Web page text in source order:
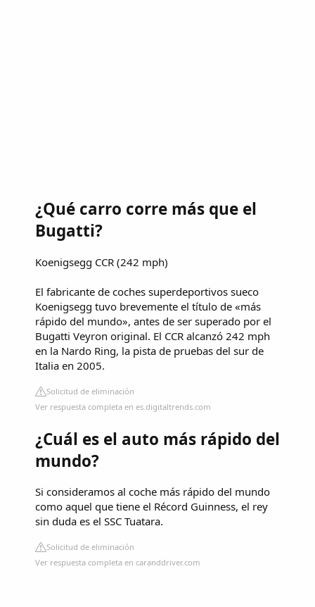
¿Qué carro corre más que el
Bugatti?
Koenigsegg CCR (242 mph)
El fabricante de coches superdeportivos sueco
Koenigsegg tuvo brevemente el título de «más
rápido del mundo», antes de ser superado por el
Bugatti Veyron original. El CCR alcanzó 242 mph
en la Nardo Ring, la pista de pruebas del sur de
Italia en 2005.
Solicitud de eliminación
Ver respuesta completa en es.digitaltrends.com
¿Cuál es el auto más rápido del
mundo?
Si consideramos al coche más rápido del mundo
como aquel que tiene el Récord Guinness, el rey
sin duda es el SSC Tuatara.
Solicitud de eliminación
Ver respuesta completa en caranddriver.com